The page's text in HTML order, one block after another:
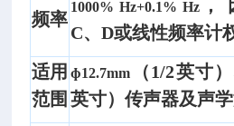
频率
1000% Hz+0.1% Hz ，
C、D或线性频率计
适用
范围
ɸ12.7mm （1/2英寸
英寸）传声器及声